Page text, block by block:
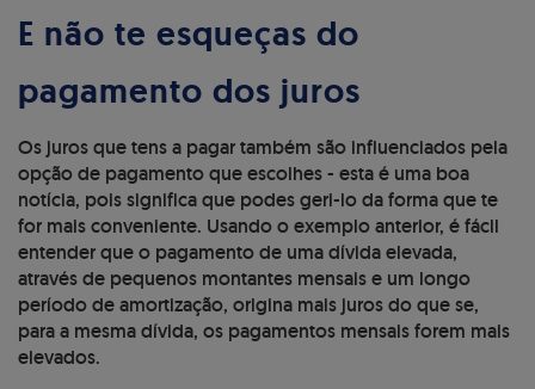
E não te esqueças do
pagamento dos juros
Os juros que tens a pagar também são influenciados pela
opção de pagamento que escolhes - esta é uma boa
notícia, pois significa que podes geri-lo da forma que te
for mais conveniente. Usando o exemplo anterior, é fácil
entender que o pagamento de uma dívida elevada,
através de pequenos montantes mensais e um longo
período de amortização, origina mais juros do que se,
para a mesma dívida, os pagamentos mensais forem mais
elevados.